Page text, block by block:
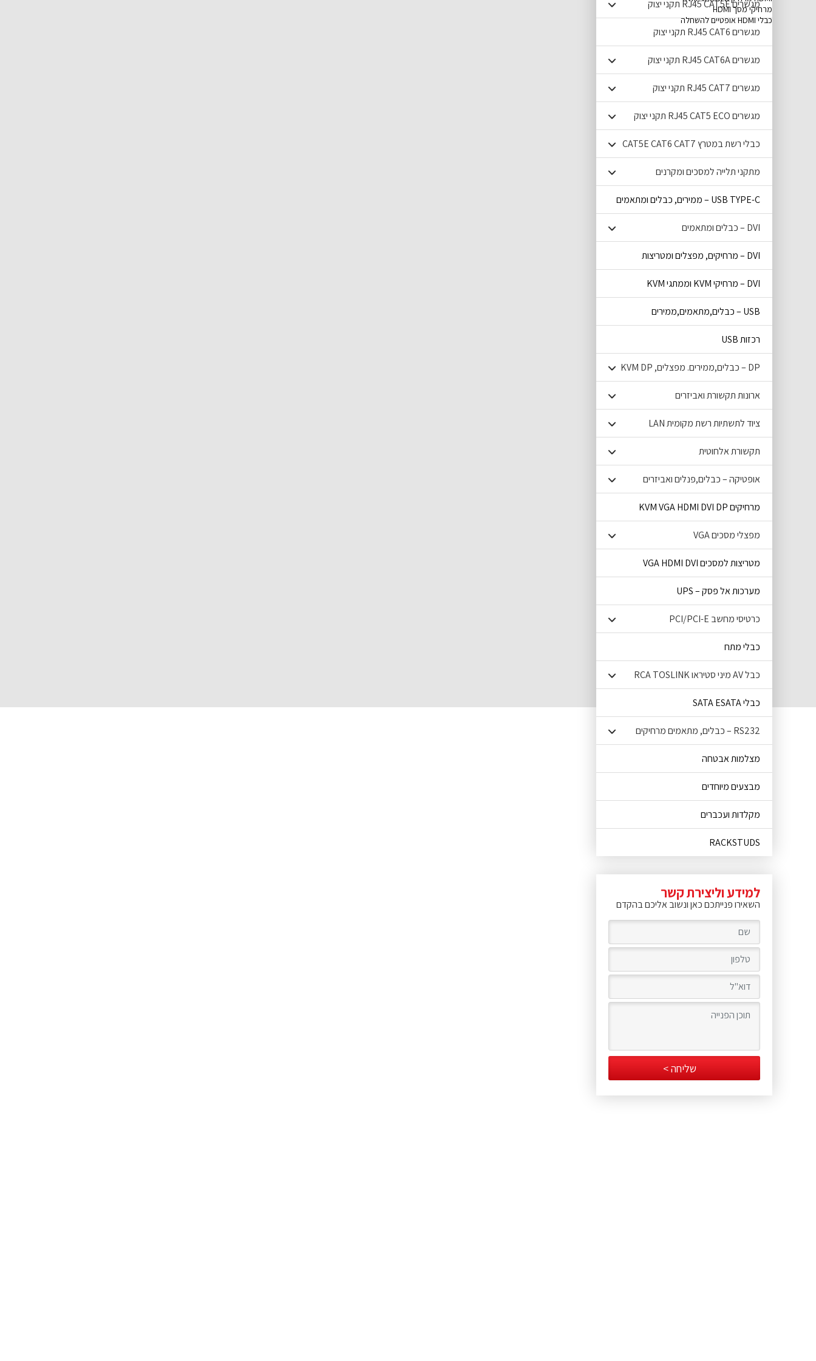
מרחיקי מסך HDMI
כבלי HDMI אופטיים להשחלה
מגשרים RJ45 CAT5E תקני יצוק
מגשרים RJ45 CAT6 תקני יצוק
מגשרים RJ45 CAT6A תקני יצוק
מגשרים RJ45 CAT7 תקני יצוק
מגשרים RJ45 CAT5 ECO תקני יצוק
כבלי רשת במטרץ CAT5E CAT6 CAT7
מתקני תלייה למסכים ומקרנים
USB TYPE-C – ממירים, כבלים ומתאמים
DVI – כבלים ומתאמים
DVI – מרחיקים, מפצלים ומטריצות
DVI – מרחיקי KVM וממתגי KVM
USB – כבלים,מתאמים,ממירים
רכזות USB
DP – כבלים,ממירים. מפצלים, KVM DP
ארונות תקשורת ואביזרים
ציוד לתשתיות רשת מקומית LAN
תקשורת אלחוטית
אופטיקה – כבלים,פנלים ואביזרים
מרחיקים KVM VGA HDMI DVI DP
מפצלי מסכים VGA
מטריצות למסכים VGA HDMI DVI
מערכות אל פסק – UPS
כרטיסי מחשב PCI/PCI-E
כבלי מתח
כבל AV מיני סטיראו RCA TOSLINK
כבלי SATA ESATA
RS232 – כבלים, מתאמים מרחיקים
מצלמות אבטחה
מבצעים מיוחדים
מקלדות ועכברים
RACKSTUDS
למידע וליצירת קשר
השאירו פנייתכם כאן ונשוב אליכם בהקדם